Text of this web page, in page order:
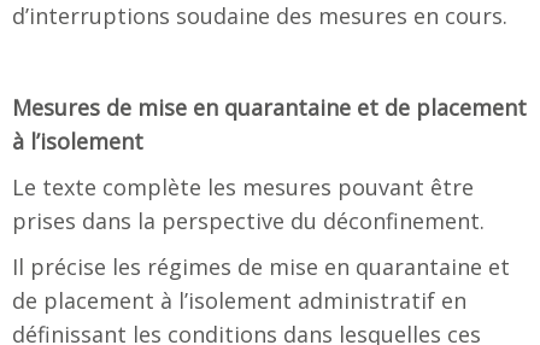
d’interruptions soudaine des mesures en cours.
Mesures de mise en quarantaine et de placement
à l’isolement
Le texte complète les mesures pouvant être
prises dans la perspective du déconfinement.
Il précise les régimes de mise en quarantaine et
de placement à l’isolement administratif en
définissant les conditions dans lesquelles ces